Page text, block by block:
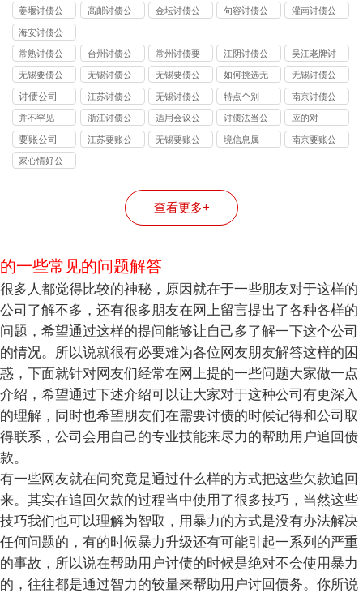
司
司
司
司
司
姜堰讨债公
司
高邮讨债公
金坛讨债公
句容讨债公
灌南讨债公
海安讨债公
司
常熟讨债公
司
台州讨债公
司
常州讨债要
账
江阴讨债公
司
吴江老牌讨
债公司
无锡要债公
司 - 无锡合
法讨债 / 债
务催收机构
「高效回
款・本地团
无锡讨债公
司 - 合法高
效债务追讨
｜无锡本地
要债公司 -
无锡要债公
司_无锡合法
债务追讨_个
人 / 企业工
程款催收_不
如何挑选无
锡讨债公
司？掌握这
5 点不踩坑
无锡讨债公
司 - 专业合
法债务催收
机构 | 无锡
要债公司高
讨债公司
江苏讨债公
司
无锡讨债公
司
特点个别
南京讨债公
司
并不罕见
浙江讨债公
司
适用会议公
司
讨债法当公
司
应的对
要账公司
江苏要账公
无锡要账公
境信息属
南京要账公
家心情好公
查看更多+
的一些常见的问题解答
很多人都觉得比较的神秘，原因就在于一些朋友对于这样的
公司了解不多，还有很多朋友在网上留言提出了各种各样的
问题，希望通过这样的提问能够让自己多了解一下这个公司
的情况。所以说就很有必要难为各位网友朋友解答这样的困
惑，下面就针对网友们经常在网上提的一些问题大家做一点
介绍，希望通过下述介绍可以让大家对于这种公司有更深入
的理解，同时也希望朋友们在需要讨债的时候记得和公司取
得联系，公司会用自己的专业技能来尽力的帮助用户追回债
款。
有一些网友就在问究竟是通过什么样的方式把这些欠款追回
来。其实在追回欠款的过程当中使用了很多技巧，当然这些
技巧我们也可以理解为智取，用暴力的方式是没有办法解决
任何问题的，有的时候暴力升级还有可能引起一系列的严重
的事故，所以说在帮助用户讨债的时候是绝对不会使用暴力
的，往往都是通过智力的较量来帮助用户讨回债务。你所说